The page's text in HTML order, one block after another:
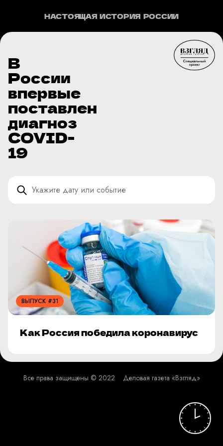
НАСТОЯЩАЯ ИСТОРИЯ РОССИИ
В
России
впервые
поставлен
диагноз
COVID-
19
ВЫПУСК #31
Как Россия победила коронавирус
Все права защищены © 2022 Деловая газета «Взгляд»